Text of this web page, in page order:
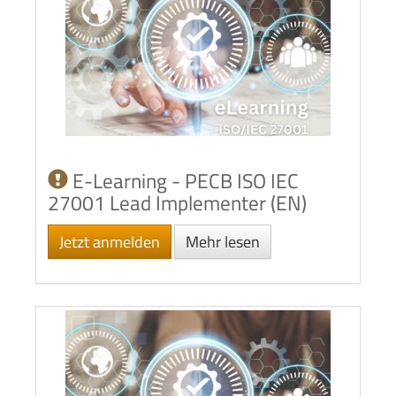
E-Learning - PECB ISO IEC
27001 Lead Implementer (EN)
Jetzt anmelden Mehr lesen